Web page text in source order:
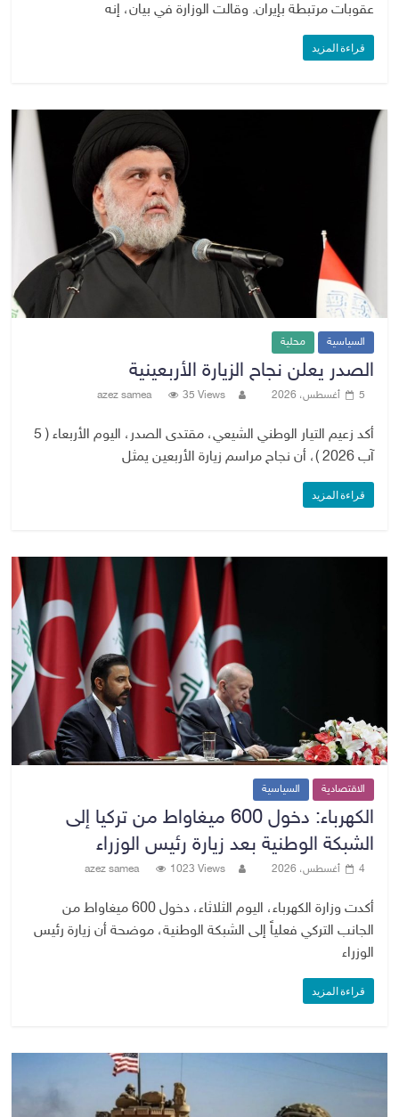
عقوبات مرتبطة بإيران. وقالت الوزارة في بيان، إنه
قراءة المزيد
السياسية محلية
الصدر يعلن نجاح الزيارة الأربعينية
5 أغسطس، 2026 azez samea 35 Views
أكد زعيم التيار الوطني الشيعي، مقتدى الصدر، اليوم الأربعاء ( 5
آب 2026 )، أن نجاح مراسم زيارة الأربعين يمثل
قراءة المزيد
الاقتصادية السياسية
الكهرباء: دخول 600 ميغاواط من تركيا إلى
الشبكة الوطنية بعد زيارة رئيس الوزراء
4 أغسطس، 2026 azez samea 1023 Views
أكدت وزارة الكهرباء، اليوم الثلاثاء، دخول 600 ميغاواط من
الجانب التركي فعلياً إلى الشبكة الوطنية، موضحة أن زيارة رئيس
الوزراء
قراءة المزيد